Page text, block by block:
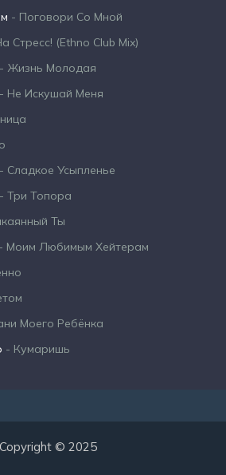
- Поговори Со Мной
Стресс! (Ethno Club Mix)
- Жизнь Молодая
- Не Искушай Меня
- Сладкое Усыпленье
- Три Топора
Ты
- Моим Любимым Хейтерам
Моего Ребёнка
- Кумаришь
Copyright © 2025